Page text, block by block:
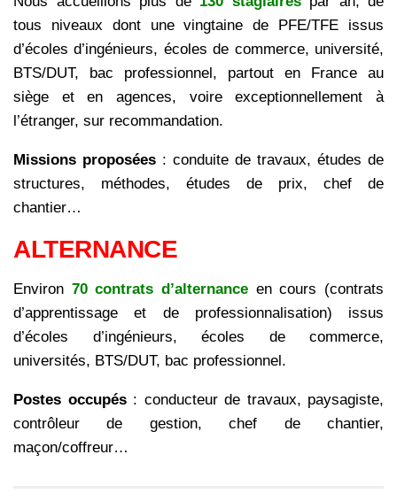
tous niveaux dont une vingtaine de PFE/TFE issus
d’écoles d’ingénieurs, écoles de commerce, université,
BTS/DUT, bac professionnel, partout en France au
siège et en agences, voire exceptionnellement à
l’étranger, sur recommandation.
Missions proposées : conduite de travaux, études de
structures, méthodes, études de prix, chef de
chantier…
ALTERNANCE
Environ 70 contrats d’alternance en cours (contrats
d’apprentissage et de professionnalisation) issus
d’écoles d’ingénieurs, écoles de commerce,
universités, BTS/DUT, bac professionnel.
Postes occupés: conducteur de travaux, paysagiste,
contrôleur de gestion, chef de chantier,
maçon/coffreur…